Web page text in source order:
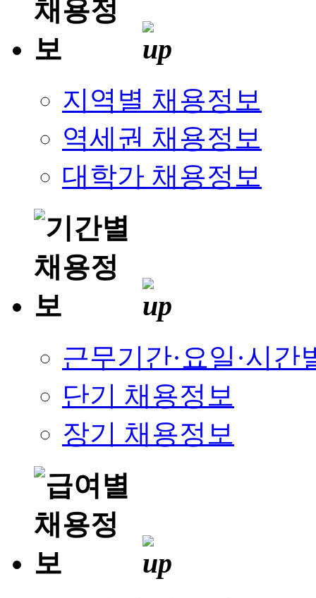
지역별 채용정보
역세권 채용정보
대학가 채용정보
근무기간·요일·시간
단기 채용정보
장기 채용정보